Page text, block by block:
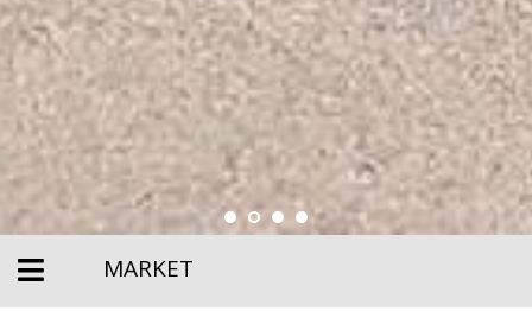
MARKET